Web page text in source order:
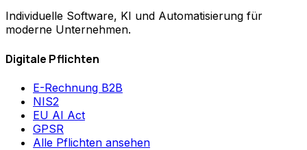
Individuelle Software, KI und Automatisierung für
moderne Unternehmen.
Digitale Pflichten
E-Rechnung B2B
NIS2
EU AI Act
GPSR
Alle Pflichten ansehen